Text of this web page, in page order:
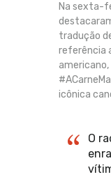
Na sexta-
tradução
referência
americano,
icônica
O